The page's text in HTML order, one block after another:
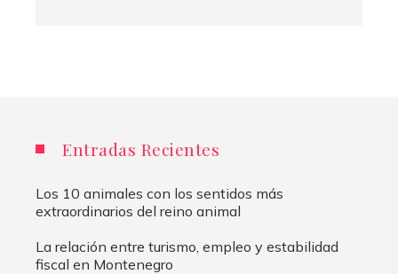
Entradas Recientes
Los 10 animales con los sentidos más
extraordinarios del reino animal
La relación entre turismo, empleo y estabilidad
fiscal en Montenegro